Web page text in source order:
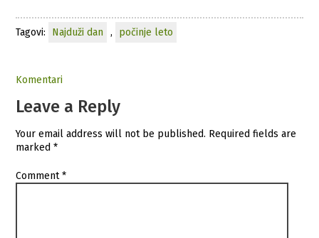
Tagovi: Najduži dan , počinje leto
Komentari
Leave a Reply
Your email address will not be published. Required fields are
marked*
Comment*